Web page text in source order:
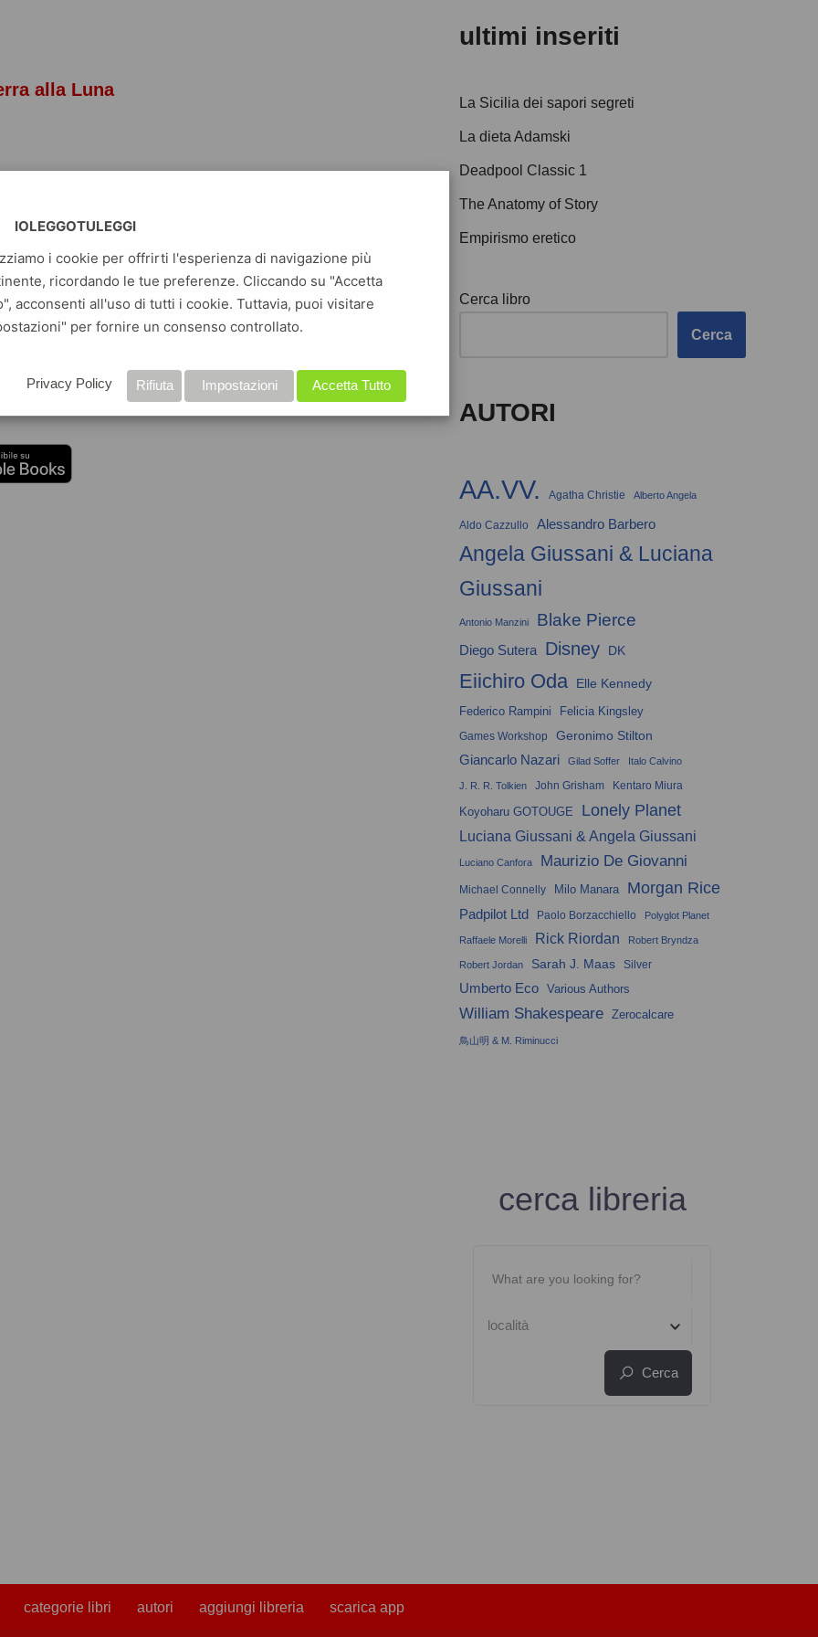
alla Luna
Jules
l’enorme congegno era pronto. Non v’era ora che da
Luna; ma si poteva star certi che questa non sarebbe
appuntamento. Il romanzo che profetizzò il primo storico
avvenuto il 20 luglio 1969, oltre cento anni dopo la
del libro.
ultimi inseriti
La Sicilia dei sapori segreti
La dieta Adamski
Deadpool Classic 1
The Anatomy of Story
Empirismo eretico
Cerca libro
Cerca
AUTORI
AA.VV. Agatha Christie Alberto Angela
Aldo Cazzullo Alessandro Barbero
Angela Giussani & Luciana
Giussani
Antonio Manzini Blake Pierce
Diego Sutera Disney DK
Eiichiro Oda Elle Kennedy
Federico Rampini
Felicia Kingsley
Games Workshop
Geronimo Stilton
Giancarlo Nazari
Gilad Soffer Italo Calvino
J. R. R. Tolkien John Grisham Kentaro Miura
Koyoharu GOTOUGE Lonely Planet
Luciana Giussani & Angela Giussani
Luciano Canfora Maurizio De Giovanni
Michael Connelly Milo Manara Morgan Rice
Padpilot Ltd Paolo Borzacchiello Polyglot Planet
Raffaele Morelli Rick Riordan Robert Bryndza
Robert Jordan Sarah J. Maas Silver
Umberto Eco Various Authors
William Shakespeare Zerocalcare
鳥山明 & M. Riminucci
cerca libreria
località
Cerca
categorie libri autori aggiungi libreria scarica app
IOLEGGOTULEGGI
i cookie per offrirti l'esperienza di navigazione più
ricordando le tue preferenze. Cliccando su "Accetta
acconsenti all'uso di tutti i cookie. Tuttavia, puoi visitare
per fornire un consenso controllato.
Accetta Tutto
Impostazioni
Rifiuta
Privacy Policy